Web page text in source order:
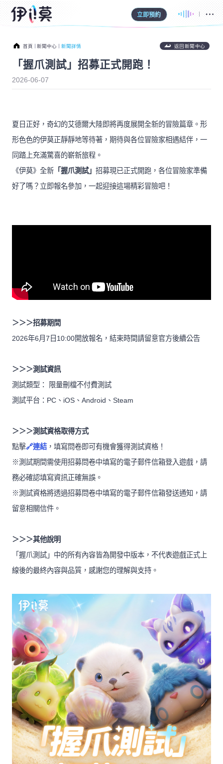
立即預約
首頁 新聞中心 新聞詳情 返回新聞中心
「握爪測試」招募正式開跑！
2026-06-07
夏日正好，奇幻的艾德爾大陸即將再度展開全新的冒險篇章。形
形色色的伊莫正靜靜地等待著，期待與各位冒險家相遇結伴，一
同踏上充滿驚喜的嶄新旅程。
《伊莫》全新「握爪測試」 招募現已正式開跑，各位冒險家準備
好了嗎？立即報名參加，一起迎接這場精彩冒險吧！
＞＞＞招募期間
2026年6月7日10:00開放報名，結束時間請留意官方後續公告
＞＞＞測試資訊
測試類型： 限量刪檔不付費測試
測試平台：PC、iOS、Android、Steam
＞＞＞測試資格取得方式
點擊🔗連結，填寫問卷即可有機會獲得測試資格！
※測試期間需使用招募問卷中填寫的電子郵件信箱登入遊戲，請
務必確認填寫資訊正確無誤。
※測試資格將透過招募問卷中填寫的電子郵件信箱發送通知，請
留意相關信件。
＞＞＞其他說明
「握爪測試」中的所有內容皆為開發中版本，不代表遊戲正式上
線後的最終內容與品質，感謝您的理解與支持。